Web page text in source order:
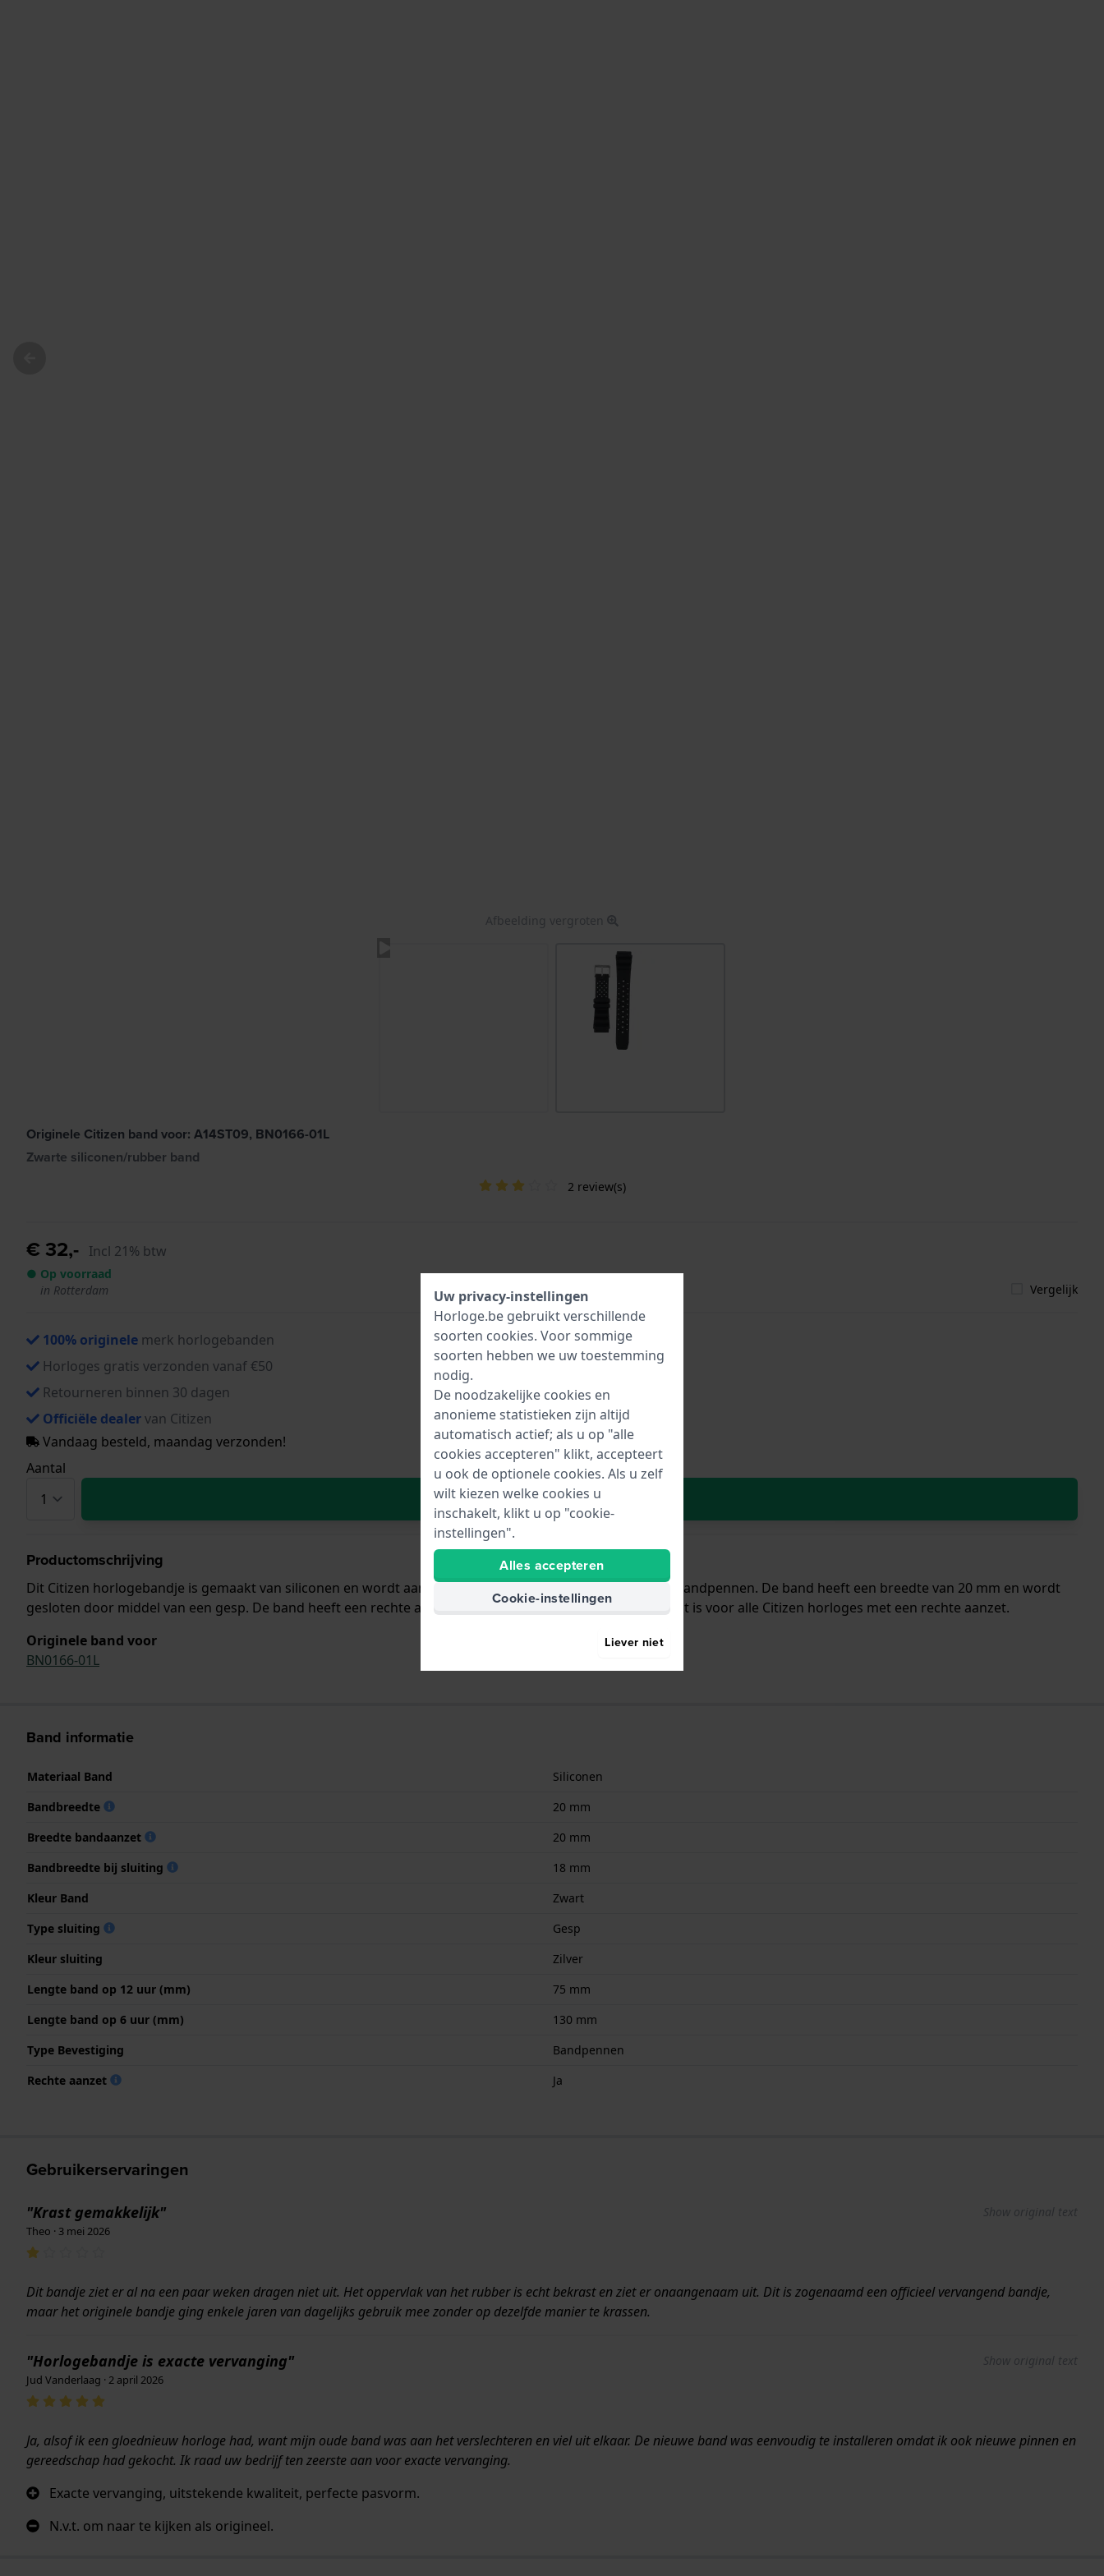
Afbeelding vergroten
Originele Citizen band voor: A14ST09, BN0166-01L
Zwarte siliconen/rubber band
2 review(s)
€ 32,- Incl 21% btw
● Op voorraad
in Rotterdam
Vergelijk
100% originele merk horlogebanden
Horloges gratis verzonden vanaf €50
Retourneren binnen 30 dagen
Officiële dealervan Citizen
Vandaag besteld, maandag verzonden!
Aantal
In Winkelwagen
Productomschrijving
Dit Citizen horlogebandje is gemaakt van siliconen en wordt aan het horloge bevestigd door middel van bandpennen. De band heeft een breedte van 20 mm en wordt
gesloten door middel van een gesp. De band heeft een rechte aanzet wat betekent dat deze band geschikt is voor alle Citizen horloges met een rechte aanzet.
Originele band voor
BN0166-01L
Band informatie
Materiaal Band
Siliconen
Bandbreedte
20 mm
Breedte bandaanzet
20 mm
Bandbreedte bij sluiting
18 mm
Kleur Band
Zwart
Type sluiting
Gesp
Kleur sluiting
Zilver
Lengte band op 12 uur (mm)
75 mm
Lengte band op 6 uur (mm)
130 mm
Type Bevestiging
Bandpennen
Rechte aanzet
Ja
Gebruikerservaringen
"Krast gemakkelijk" Show original text
Theo · 3 mei 2026
Dit bandje ziet er al na een paar weken dragen niet uit. Het oppervlak van het rubber is echt bekrast en ziet er onaangenaam uit. Dit is zogenaamd een officieel vervangend bandje,
maar het originele bandje ging enkele jaren van dagelijks gebruik mee zonder op dezelfde manier te krassen.
"Horlogebandje is exacte vervanging" Show original text
Jud Vanderlaag · 2 april 2026
Ja, alsof ik een gloednieuw horloge had, want mijn oude band was aan het verslechteren en viel uit elkaar. De nieuwe band was eenvoudig te installeren omdat ik ook nieuwe pinnen en
gereedschap had gekocht. Ik raad uw bedrijf ten zeerste aan voor exacte vervanging.
Exacte vervanging, uitstekende kwaliteit, perfecte pasvorm.
N.v.t. om naar te kijken als origineel.
Uw privacy-instellingen
Horloge.be gebruikt verschillende
soorten cookies. Voor sommige
soorten hebben we uw toestemming
nodig.
De noodzakelijke cookies en
anonieme statistieken zijn altijd
automatisch actief; als u op "alle
cookies accepteren" klikt, accepteert
u ook de optionele cookies. Als u zelf
wilt kiezen welke cookies u
inschakelt, klikt u op "cookie-
instellingen".
Alles accepteren
Cookie-instellingen
Liever niet